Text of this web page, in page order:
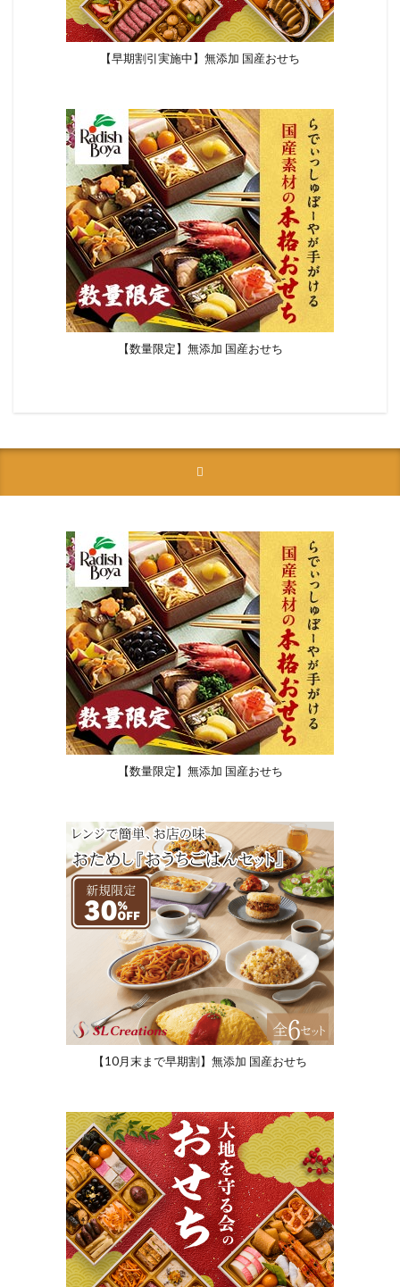
【早期割引実施中】無添加 国産おせち
【数量限定】無添加 国産おせち
【数量限定】無添加 国産おせち
【10月末まで早期割】無添加 国産おせち